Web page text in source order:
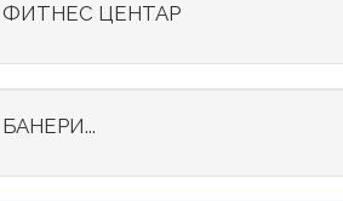
ФИТНЕС ЦЕНТАР
БАНЕРИ...